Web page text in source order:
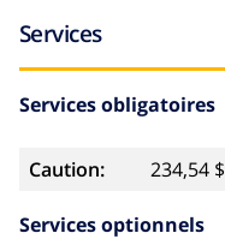
Services
Services obligatoires
Caution: 234,54
Services optionnels